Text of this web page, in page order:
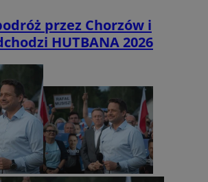
przez Chorzów i
HUTBANA 2026